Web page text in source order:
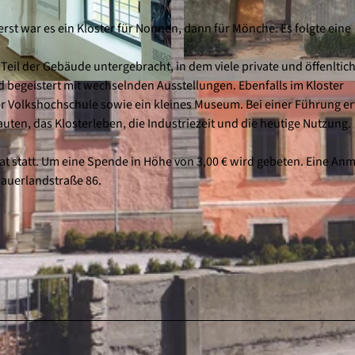
© Stadtmarketing und Wirtschaftsförderung Marsberg
war es ein Kloster für Nonnen, dann für Mönche. Es folgte eine
der Gebäude untergebracht, in dem viele private und
mit wechselnden Ausstellungen. Ebenfalls im Kloster
sowie ein kleines Museum. Bei einer Führung
das Klosterleben, die Industriezeit und die heutige Nutzung.
Um eine Spende in Höhe von 3,00 € wird gebeten. Eine
86.